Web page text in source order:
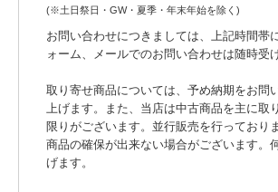
(※土日祭日・GW・夏季・年末年始を除く)
お問い合わせにつきましては、上記時間帯
ォーム、メールでのお問い合わせは随時受
取り寄せ商品については、予め納期をお問
上げます。また、当店は中古商品を主に
限りがございます。並行販売を行っており
商品の確保が出来ない場合がございます。
げます。